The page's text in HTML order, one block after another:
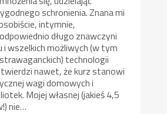
schronienia. Znana mi
intymnie,
długo znawczyni
i wszelkich możliwych (w tym
technologii
nawet, że kurz stanowi
wagi domowych i
Mojej własnej (jakieś 4,5
nie…